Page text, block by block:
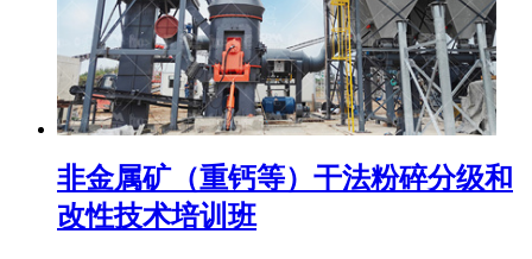
非金属矿（重钙等）干法粉碎分级和
改性技术培训班